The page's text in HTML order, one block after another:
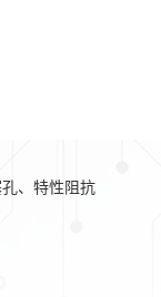
、特性阻抗